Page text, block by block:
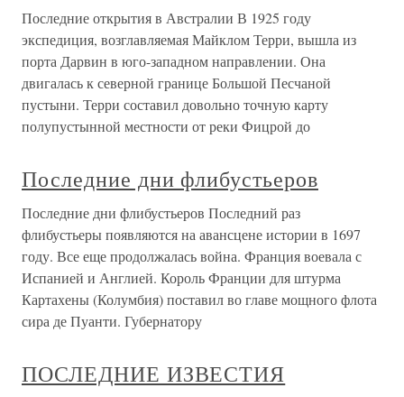
Последние открытия в Австралии В 1925 году
экспедиция, возглавляемая Майклом Терри, вышла из
порта Дарвин в юго-западном направлении. Она
двигалась к северной границе Большой Песчаной
пустыни. Терри составил довольно точную карту
полупустынной местности от реки Фицрой до
Последние дни флибустьеров
Последние дни флибустьеров Последний раз
флибустьеры появляются на авансцене истории в 1697
году. Все еще продолжалась война. Франция воевала с
Испанией и Англией. Король Франции для штурма
Картахены (Колумбия) поставил во главе мощного флота
сира де Пуанти. Губернатору
ПОСЛЕДНИЕ ИЗВЕСТИЯ